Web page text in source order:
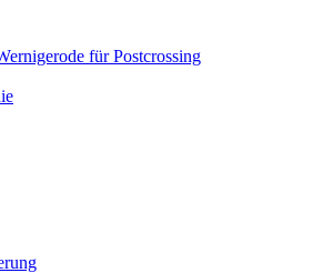
für Postcrossing